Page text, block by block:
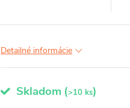
Detailné informácie
Skladom (>10 ks)